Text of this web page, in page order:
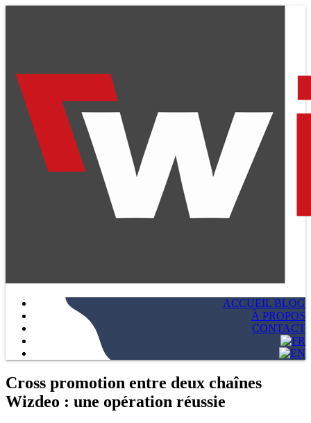
ACCUEIL BLOG
À PROPOS
CONTACT
Cross promotion entre deux chaînes
Wizdeo : une opération réussie